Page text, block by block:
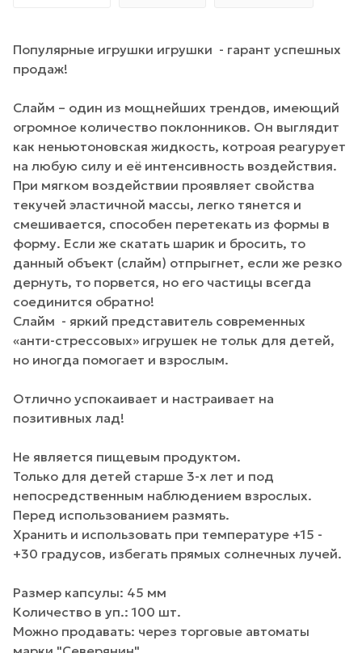
Популярные игрушки игрушки - гарант успешных
продаж!
Слайм – один из мощнейших трендов, имеющий
огромное количество поклонников. Он выглядит
как неньютоновская жидкость, котроая реагурует
на любую силу и её интенсивность воздействия.
При мягком воздействии проявляет свойства
текучей эластичной массы, легко тянется и
смешивается, способен перетекать из формы в
форму. Если же скатать шарик и бросить, то
данный объект (слайм) отпрыгнет, если же резко
дернуть, то порвется, но его частицы всегда
соединится обратно!
Слайм - яркий представитель современных
«анти-стрессовых» игрушек не тольк для детей,
но иногда помогает и взрослым.
Отлично успокаивает и настраивает на
позитивных лад!
Не является пищевым продуктом.
Только для детей старше 3-х лет и под
непосредственным наблюдением взрослых.
Перед использованием размять.
Хранить и использовать при температуре +15 -
+30 градусов, избегать прямых солнечных лучей.
Размер капсулы: 45 мм
Количество в уп.: 100 шт.
Можно продавать: через торговые автоматы